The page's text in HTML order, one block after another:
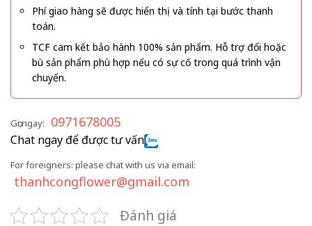
Phí giao hàng sẽ được hiển thị và tính tại bước thanh
toán.
TCF cam kết bảo hành 100% sản phẩm. Hỗ trợ đổi hoặc
bù sản phẩm phù hợp nếu có sự cố trong quá trình vận
chuyển.
Gọi ngay: 0971678005
Chat ngay để được tư vấn
For foreigners: please chat with us via email:
thanhcongflower@gmail.com
Đánh giá